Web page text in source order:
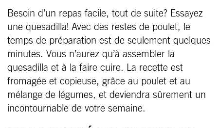
Besoin d’un repas facile, tout de suite? Essayez
une quesadilla! Avec des restes de poulet, le
temps de préparation est de seulement quelques
minutes. Vous n’aurez qu’à assembler la
quesadilla et à la faire cuire. La recette est
fromagée et copieuse, grâce au poulet et au
mélange de légumes, et deviendra sûrement un
incontournable de votre semaine.